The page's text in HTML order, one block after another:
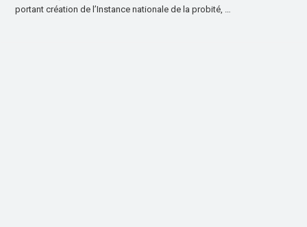
portant création de l’Instance nationale de la probité, …